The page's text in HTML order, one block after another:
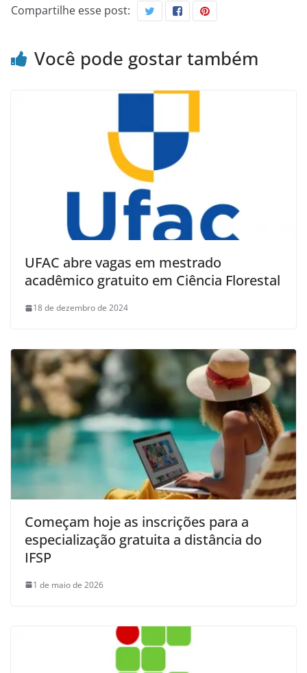
Compartilhe esse post:
Você pode gostar também
UFAC abre vagas em mestrado
acadêmico gratuito em Ciência Florestal
18 de dezembro de 2024
Começam hoje as inscrições para a
especialização gratuita a distância do
IFSP
1 de maio de 2026